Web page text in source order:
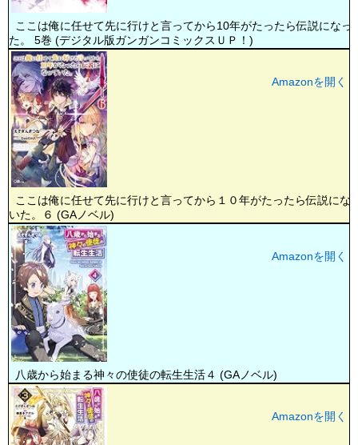
ここは俺に任せて先に行けと言ってから10年がたったら伝説になっ
た。 5巻 (デジタル版ガンガンコミックスＵＰ！)
ここは俺に任せて先に行けと言ってから１０年がたったら伝説にな
いた。６ (GAノベル)
Amazonを開く
八歳から始まる神々の使徒の転生生活４ (GAノベル)
Amazonを開く
Amazonを開く